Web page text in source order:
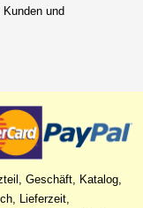
und
Geschäft, Katalog,
Lieferzeit,